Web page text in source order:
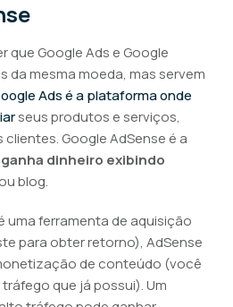
que Google Ads e Google
da mesma moeda, mas servem
Ads é a plataforma onde
seus produtos e serviços,
Google AdSense é a
ganha dinheiro exibindo
blog.
uma ferramenta de aquisição
para obter retorno), AdSense
de conteúdo (você
que já possui). Um